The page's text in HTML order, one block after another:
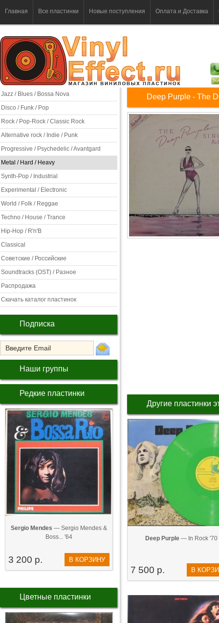
Главная Все пластинки Новые поступления Оплата и Доставка
Jazz / Blues / Bossa Nova
Disco / Funk / Pop
Rock / Pop-Rock / Classic Rock
Alternative rock / Indie / Punk
Progressive / Psychedelic / Avantgard
Metal / Hard / Heavy
Synth-Pop / Industrial
Experimental / Electronic
World / Folk / Reggae
Techno / House / Trance
Hip-Hop / R'n'B
Classical
Советские / Российские
Soundtracks (OST) / Разное
Распродажа
Скачать каталог пластинок
Подписка
Наши группы
Редкие пластинки
Sergio Mendes — Sergio Mendes &
Boss... '64
3 200 р. В КОРЗИНУ
Цветные пластинки
Deep Purple - The
Другие пластинки
Deep Purple— In Rock '70
7 500 р. В